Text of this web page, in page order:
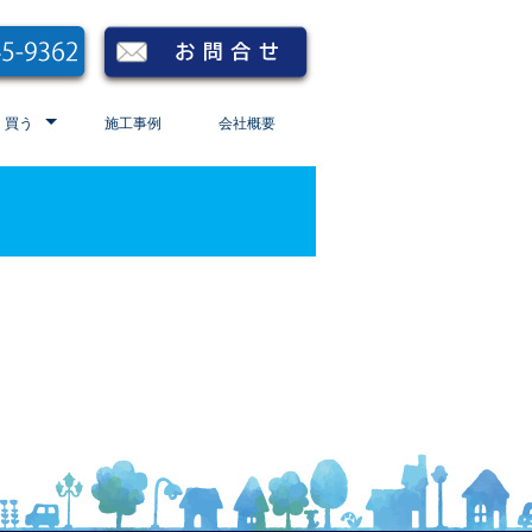
買う 施工事例 会社概要